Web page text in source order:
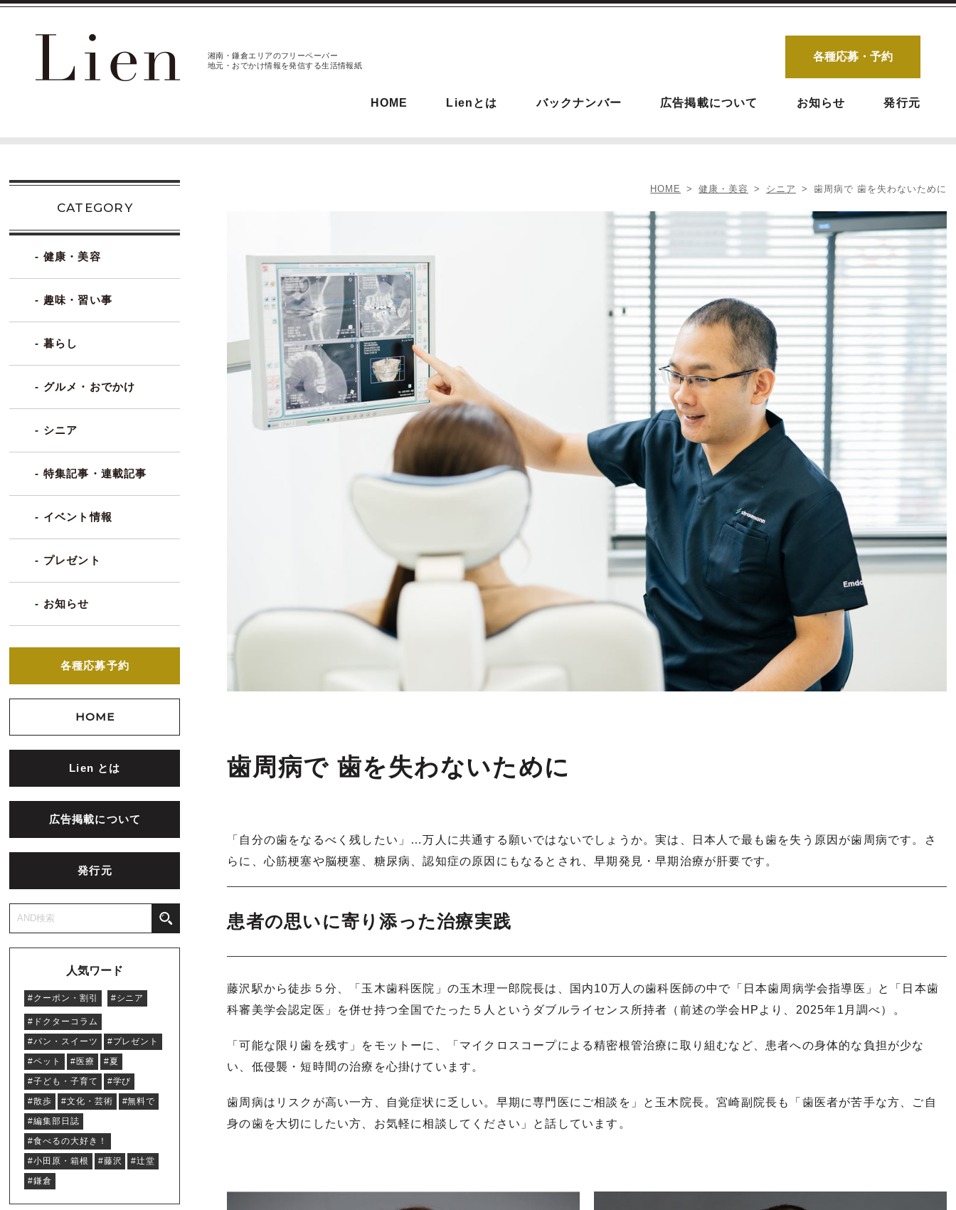
湘南・鎌倉エリアのフリーペーパー
地元・おでかけ情報を発信する生活情報紙
各種応募・予約
HOME Lienとは バックナンバー 広告掲載について お知らせ 発行元
CATEGORY
- 健康・美容
- 趣味・習い事
- 暮らし
- グルメ・おでかけ
- シニア
- 特集記事・連載記事
- イベント情報
- プレゼント
- お知らせ
各種応募予約
HOME
Lien とは
広告掲載について
発行元
人気ワード
#クーポン・割引 #シニア
#ドクターコラム
#パン・スイーツ
#プレゼント
#ペット
#医療
#夏
#子ども・子育て
#学び
#散歩
#文化・芸術
#無料で
#編集部日誌
#食べるの大好き！
#小田原・箱根
#藤沢
#辻堂
#鎌倉
HOME 健康・美容 シニア 歯周病で 歯を失わないために
歯周病で 歯を失わないために
「自分の歯をなるべく残したい」…万人に共通する願いではないでしょうか。実は、日本人で最も歯を失う原因が歯周病です。さ
らに、心筋梗塞や脳梗塞、糖尿病、認知症の原因にもなるとされ、早期発見・早期治療が肝要です。
患者の思いに寄り添った治療実践
藤沢駅から徒歩５分、「玉木歯科医院」の玉木理一郎院長は、国内10万人の歯科医師の中で「日本歯周病学会指導医」と「日本歯
科審美学会認定医」を併せ持つ全国でたった５人というダブルライセンス所持者（前述の学会HPより、2025年1月調べ）。
「可能な限り歯を残す」をモットーに、「マイクロスコープによる精密根管治療に取り組むなど、患者への身体的な負担が少な
い、低侵襲・短時間の治療を心掛けています。
歯周病はリスクが高い一方、自覚症状に乏しい。早期に専門医にご相談を」と玉木院長。宮崎副院長も「歯医者が苦手な方、ご自
身の歯を大切にしたい方、お気軽に相談してください」と話しています。